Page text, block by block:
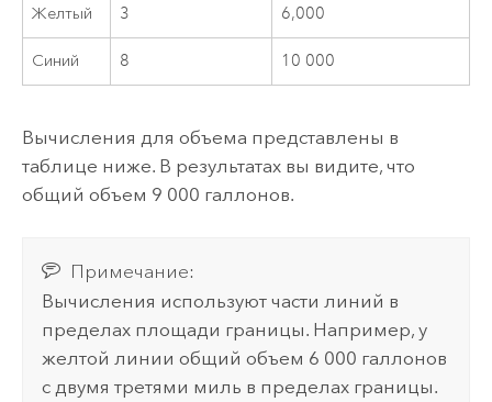
Желтый 3 6,000
Синий 8 10 000
Вычисления для объема представлены в
таблице ниже. В результатах вы видите, что
общий объем 9 000 галлонов.
Примечание:
Вычисления используют части линий в
пределах площади границы. Например, у
желтой линии общий объем 6 000 галлонов
с двумя третями миль в пределах границы.